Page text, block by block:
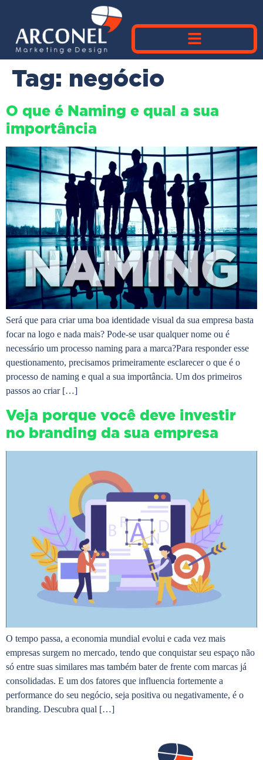
Tag: negócio
O que é Naming e qual a sua
importância
Será que para criar uma boa identidade visual da sua empresa basta
focar na logo e nada mais? Pode-se usar qualquer nome ou é
necessário um processo naming para a marca?Para responder esse
questionamento, precisamos primeiramente esclarecer o que é o
processo de naming e qual a sua importância. Um dos primeiros
passos ao criar […]
Veja porque você deve investir
no branding da sua empresa
O tempo passa, a economia mundial evolui e cada vez mais
empresas surgem no mercado, tendo que conquistar seu espaço não
só entre suas similares mas também bater de frente com marcas já
consolidadas. E um dos fatores que influencia fortemente a
performance do seu negócio, seja positiva ou negativamente, é o
branding. Descubra qual […]